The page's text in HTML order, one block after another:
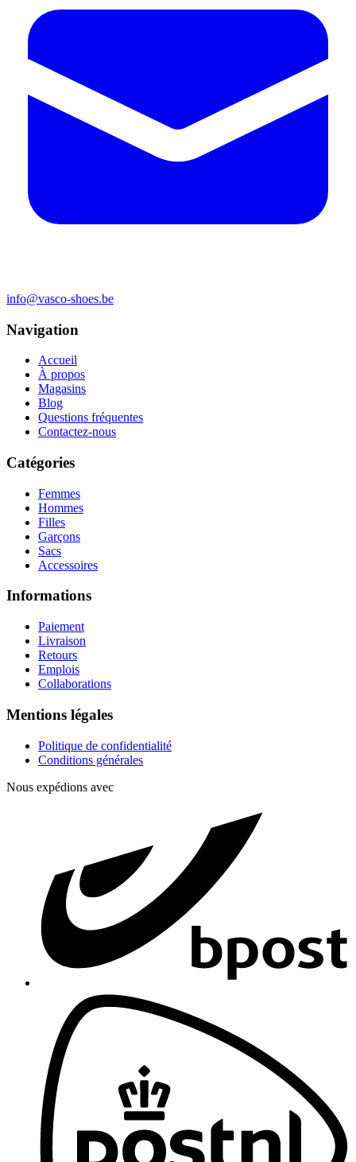
info@vasco-shoes.be
Navigation
Accueil
À propos
Magasins
Blog
Questions fréquentes
Contactez-nous
Catégories
Femmes
Hommes
Filles
Garçons
Sacs
Accessoires
Informations
Paiement
Livraison
Retours
Emplois
Collaborations
Mentions légales
Politique de confidentialité
Conditions générales
Nous expédions avec